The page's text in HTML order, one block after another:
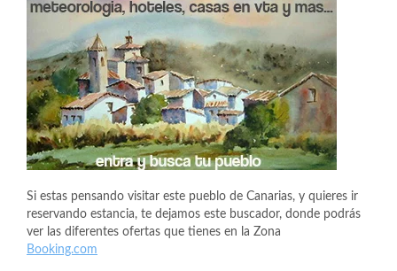
Si estas pensando visitar este pueblo de Canarias, y quieres ir
reservando estancia, te dejamos este buscador, donde podrás
ver las diferentes ofertas que tienes en la Zona
Booking.com